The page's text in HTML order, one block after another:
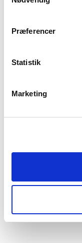
"Detaljer" eller ved
Præferencer
Statistik
Marketing